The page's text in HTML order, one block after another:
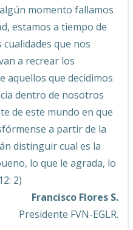
momento fallamos
estamos a tiempo de
que nos
a recrear los
aquellos que decidimos
dentro de nosotros
de este mundo en que
a partir de la
distinguir cual es la
lo que le agrada, lo
2)
Francisco Flores S.
Presidente FVN-EGLR.